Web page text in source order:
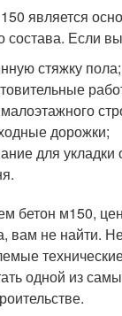
является
состава. Если
стяжку пола;
дорожки;
для
бетон м150,
вам не найти.
одной из